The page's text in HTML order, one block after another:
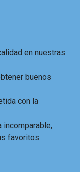
en nuestras
buenos
con la
incomparable,
favoritos.